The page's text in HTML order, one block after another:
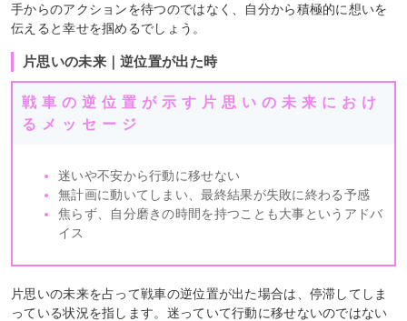
手からのアクションを待つのではなく、自分から積極的に想いを
伝えると幸せを掴めるでしょう。
片思いの未来｜逆位置が出た時
戦車の逆位置が示す片思いの未来におけ
るメッセージ
迷いや不安から行動に移せない
無計画に動いてしまい、最終結果が失敗に終わる予感
焦らず、自分磨きの時間を持つことも大事というアドバ
イス
片思いの未来を占って戦車の逆位置が出た場合は、停滞してしま
っている状況を指します。迷っていて行動に移せないのではない